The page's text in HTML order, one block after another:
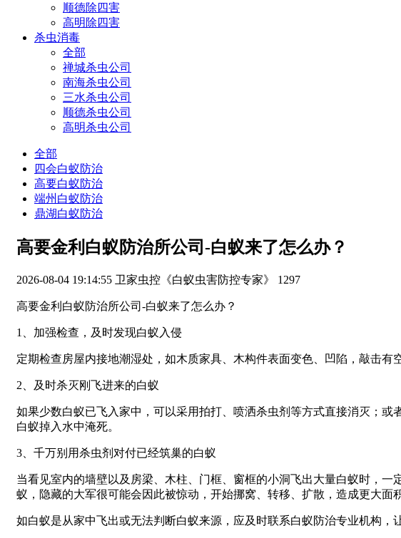
顺德除四害
高明除四害
杀虫消毒
全部
禅城杀虫公司
南海杀虫公司
三水杀虫公司
顺德杀虫公司
高明杀虫公司
全部
四会白蚁防治
高要白蚁防治
端州白蚁防治
鼎湖白蚁防治
高要金利白蚁防治所公司-白蚁来了怎么办？
2026-08-04 19:14:55 卫家虫控《白蚁虫害防控专家》 1297
高要金利白蚁防治所公司-白蚁来了怎么办？
1、加强检查，及时发现白蚁入侵
定期检查房屋内接地潮湿处，如木质家具、木构件表面变色、凹陷，敲击
2、及时杀灭刚飞进来的白蚁
如果少数白蚁已飞入家中，可以采用拍打、喷洒杀虫剂等方式直接消灭；
白蚁掉入水中淹死。
3、千万别用杀虫剂对付已经筑巢的白蚁
当看见室内的墙壁以及房梁、木柱、门框、窗框的小洞飞出大量白蚁时，
蚁，隐藏的大军很可能会因此被惊动，开始挪窝、转移、扩散，造成更大面
如白蚁是从家中飞出或无法判断白蚁来源，应及时联系白蚁防治专业机构